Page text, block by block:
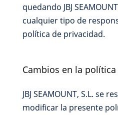
quedando JBJ
cualquier tipo de
política de privacidad.
Cambios en la
JBJ SEAMOUNT, S.L. se
modificar la presente